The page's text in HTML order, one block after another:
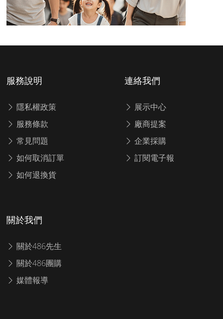
服務說明
隱私權政策
服務條款
常見問題
如何取消訂單
如何退換貨
連絡我們
展示中心
廠商提案
企業採購
訂閱電子報
關於我們
關於486先生
關於486團購
媒體報導